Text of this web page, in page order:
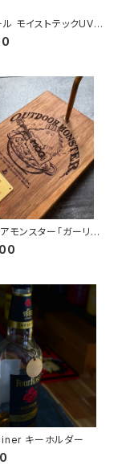
モイストテックUVジ
70ｇ
モンスター「ガーリッ
ランタンスタンド（ウォ
・オーク）
キーホルダー